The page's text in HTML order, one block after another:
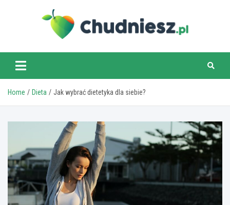
chudniesz.pl
Home Dieta Jak wybrać dietetyka dla siebie?